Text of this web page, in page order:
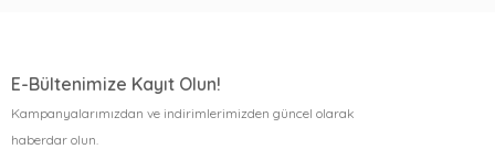
E-Bültenimize Kayıt Olun!
Kampanyalarımızdan ve indirimlerimizden güncel olarak
haberdar olun.